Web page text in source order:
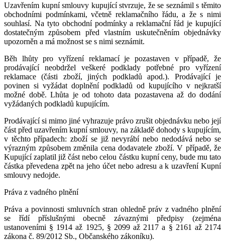
Uzavřením kupní smlouvy kupující stvrzuje, že se seznámil s těmito
obchodními podmínkami, včetně reklamačního řádu, a že s nimi
souhlasí. Na tyto obchodní podmínky a reklamační řád je kupující
dostatečným způsobem před vlastním uskutečněním objednávky
upozorněn a má možnost se s nimi seznámit.
Běh lhůty pro vyřízení reklamací je pozastaven v případě, že
prodávající neobdržel veškeré podklady potřebné pro vyřízení
reklamace (části zboží, jiných podkladů apod.). Prodávající je
povinen si vyžádat doplnění podkladů od kupujícího v nejkratší
možné době. Lhůta je od tohoto data pozastavena až do dodání
vyžádaných podkladů kupujícím.
Prodávající si mimo jiné vyhrazuje právo zrušit objednávku nebo její
část před uzavřením kupní smlouvy, na základě dohody s kupujícím,
v těchto případech: zboží se již nevyrábí nebo nedodává nebo se
výrazným způsobem změnila cena dodavatele zboží. V případě, že
Kupující zaplatil již část nebo celou částku kupní ceny, bude mu tato
částka převedena zpět na jeho účet nebo adresu a k uzavření Kupní
smlouvy nedojde.
Práva z vadného plnění
Práva a povinnosti smluvních stran ohledně práv z vadného plnění
se řídí příslušnými obecně závaznými předpisy (zejména
ustanoveními § 1914 až 1925, § 2099 až 2117 a § 2161 až 2174
zákona č. 89/2012 Sb., Občanského zákoníku).